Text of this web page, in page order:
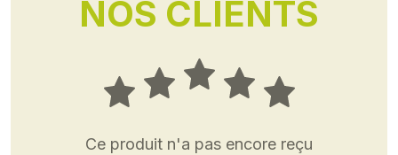
NOS CLIENTS
Ce produit n'a pas encore reçu